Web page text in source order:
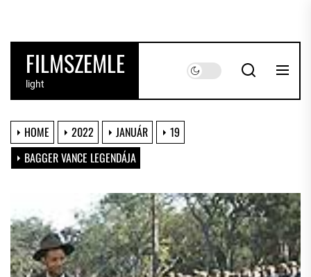
the
contentFILMSZEMLE
light
HOME 2022 JANUÁR
19
BAGGER VANCE LEGENDÁJA